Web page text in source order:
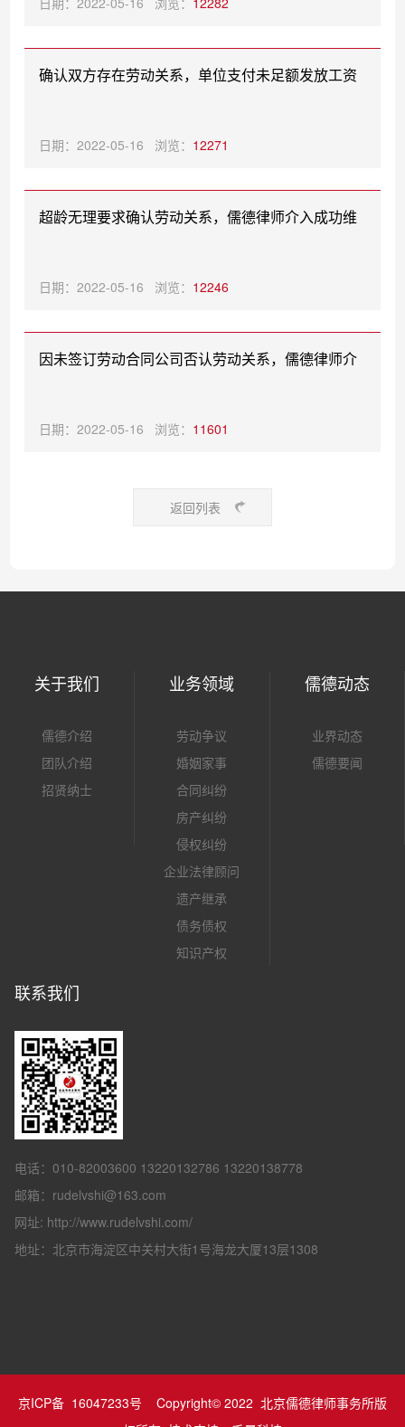
确认双方存在劳动关系，单位支付未足额发放工资
日期：2022-05-16 浏览： 12271
超龄无理要求确认劳动关系，儒德律师介入成功维
日期：2022-05-16 浏览： 12246
因未签订劳动合同公司否认劳动关系，儒德律师介
日期：2022-05-16 浏览： 11601
返回列表
关于我们
儒德介绍
团队介绍
招贤纳士
业务领域
劳动争议
婚姻家事
合同纠纷
房产纠纷
侵权纠纷
企业法律顾问
遗产继承
债务债权
知识产权
儒德动态
业界动态
儒德要闻
联系我们
电话：010-82003600 13220132786 13220138778
邮箱：rudelvshi@163.com
网址: http://www.rudelvshi.com/
地址：北京市海淀区中关村大街1号海龙大厦13层1308
京ICP备 16047233号 Copyright© 2022 北京儒德律师事务所版